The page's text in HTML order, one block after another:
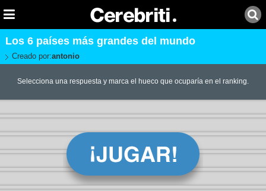
Los 6 países más grandes del mundo
Creado por:antonio
Selecciona una respuesta y marca el hueco que ocuparía en el ranking.